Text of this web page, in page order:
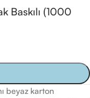
Baskılı (1000
beyaz karton